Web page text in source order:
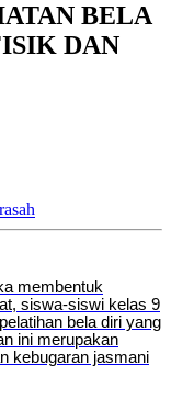
BELA
DAN
membentuk
siswa-siswi kelas 9
bela diri yang
ini merupakan
kebugaran jasmani